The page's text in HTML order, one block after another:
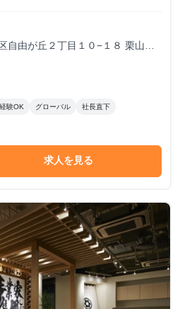
自由が丘２丁目１０−１８ 栗山第
験OK グローバル 社長直下
求人を見る